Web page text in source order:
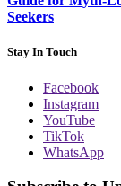
Seekers
Stay In Touch
Facebook
Instagram
YouTube
TikTok
WhatsApp